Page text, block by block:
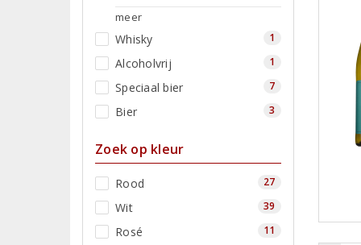
meer
Whisky 1
Alcoholvrij 1
Speciaal bier 7
Bier 3
Zoek op kleur
Rood 27
Wit 39
Rosé 11